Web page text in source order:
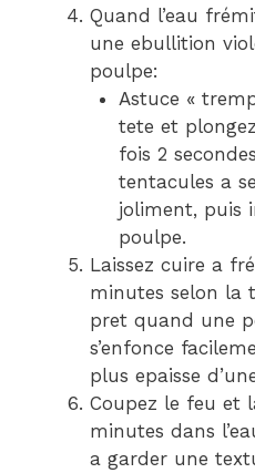
Quand l’eau
une ebullition
poulpe:
Astuce «
tete et
fois 2
tentacules a
joliment, puis
poulpe.
Laissez cuire a
minutes selon la
pret quand une
s’enfonce
plus epaisse
Coupez le feu et
minutes dans
a garder une